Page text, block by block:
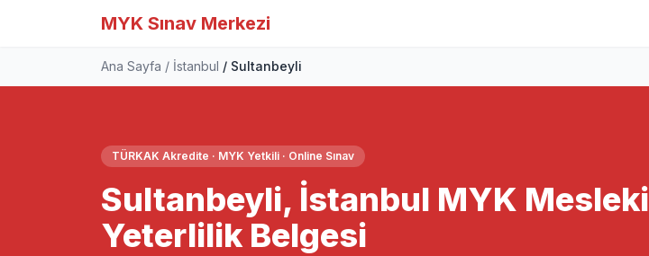
MYK Sınav Merkezi
Ana Sayfa İstanbul Sultanbeyli
TÜRKAK Akredite · MYK Yetkili · Online Sınav
Sultanbeyli, İstanbul MYK Mesleki
Yeterlilik Belgesi